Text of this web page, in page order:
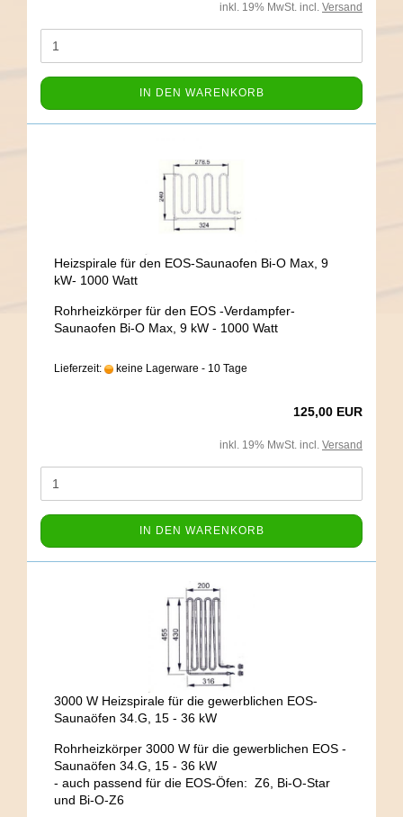
inkl. 19% MwSt. incl. Versand
IN DEN WARENKORB
Heizspirale für den EOS-Saunaofen Bi-O Max, 9
kW- 1000 Watt
Rohrheizkörper für den EOS -Verdampfer-
Saunaofen Bi-O Max, 9 kW - 1000 Watt
Lieferzeit: keine Lagerware - 10 Tage
125,00 EUR
inkl. 19% MwSt. incl. Versand
IN DEN WARENKORB
3000 W Heizspirale für die gewerblichen EOS-
Saunaöfen 34.G, 15 - 36 kW
Rohrheizkörper 3000 W für die gewerblichen EOS -
Saunaöfen 34.G, 15 - 36 kW
- auch passend für die EOS-Öfen: Z6, Bi-O-Star
und Bi-O-Z6